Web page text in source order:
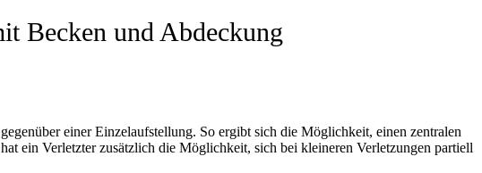
Becken und Abdeckung
einer Einzelaufstellung. So ergibt sich die Möglichkeit, einen zentralen
ein Verletzter zusätzlich die Möglichkeit, sich bei kleineren Verletzungen partiell